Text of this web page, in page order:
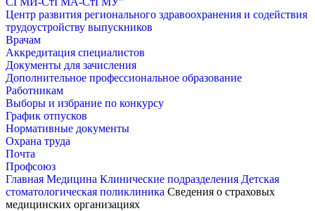
Центр развития регионального здравоохранения и содействия
трудоустройству выпускников
Врачам
Аккредитация специалистов
Документы для зачисления
Дополнительное профессиональное образование
Работникам
Выборы и избрание по конкурсу
График отпусков
Нормативные документы
Охрана труда
Почта
Профсоюз
Главная Медицина Клинические подразделения Детская
стоматологическая поликлиника Сведения о страховых
медицинских организациях